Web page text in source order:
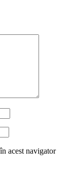
acest navigator